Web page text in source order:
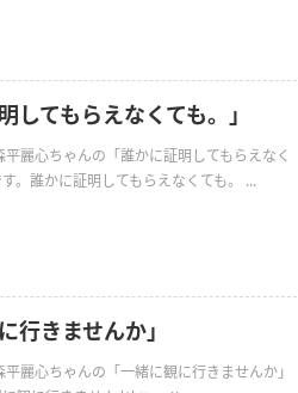
てもらえなくても。」
麗心ちゃんの「誰かに証明してもらえなく
。誰かに証明してもらえなくても。 ...
行きませんか」
麗心ちゃんの「一緒に観に行きませんか」